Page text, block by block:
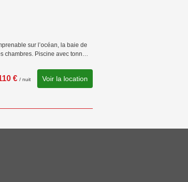
sur l’océan, la baie de
chambres. Piscine avec tonn…
€ / nuit Voir la location